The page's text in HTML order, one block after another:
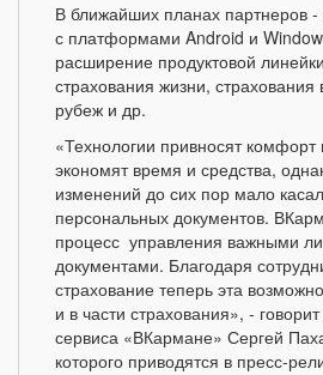
В ближайших планах партнеров -
с платформами Android и
расширение продуктовой
страхования жизни,
рубеж и др.
«Технологии привносят
экономят время и средства,
изменений до сих пор мало
персональных документов.
процесс управления важными
документами. Благодаря
страхование теперь эта
и в части страхования», -
сервиса «ВКармане» Сергей
которого приводятся в пресс-